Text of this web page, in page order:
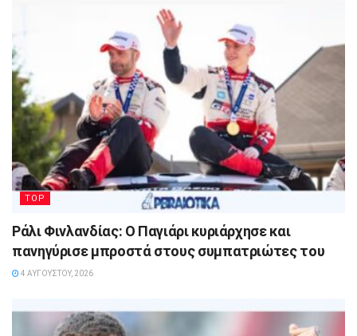
TOP
Ράλι Φινλανδίας: Ο Παγιάρι κυριάρχησε και
πανηγύρισε μπροστά στους συμπατριώτες του
4 ΑΥΓΟΎΣΤΟΥ, 2026